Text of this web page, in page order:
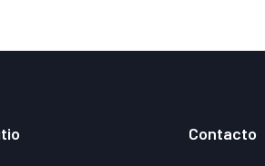
Contacto